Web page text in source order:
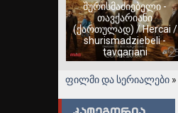
შურისმაძიებელი -
თავქარიანი
(ქართულად) / Hercai /
shurismadziebeli -
tavqariani
ფილმი და სერიალები »